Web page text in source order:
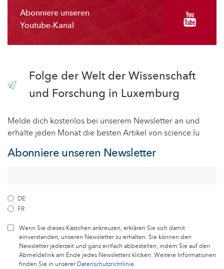
Abonniere unseren
Youtube-Kanal
Folge der Welt der Wissenschaft
und Forschung in Luxemburg
Melde dich kostenlos bei unserem Newsletter an und
erhalte jeden Monat die besten Artikel von science.lu
Abonniere unseren Newsletter
DE
FR
Wenn Sie dieses Kästchen ankreuzen, erklären Sie sich damit
einverstanden, unseren Newsletter zu erhalten. Sie können den
Newsletter jederzeit und ganz einfach abbestellen, indem Sie auf den
Abmeldelink am Ende jedes Newsletters klicken. Weitere Informationen
finden Sie in unsererDatenschutzrichtlinie.